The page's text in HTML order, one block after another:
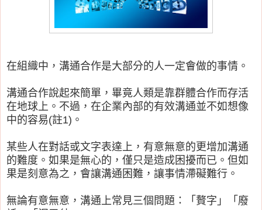
在組織中，溝通合作是大部分的人一定會做的事情。
溝通合作說起來簡單，畢竟人類是靠群體合作而存活
在地球上。不過，在企業內部的有效溝通並不如想像
中的容易(註1)。
某些人在對話或文字表達上，有意無意的更增加溝通
的難度。如果是無心的，僅只是造成困擾而已。但如
果是刻意為之，會讓溝通困難，讓事情滯礙難行。
無論有意無意，溝通上常見三個問題：「贅字」「廢